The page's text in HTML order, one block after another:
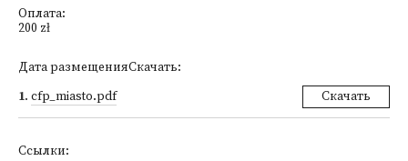
Оплата:
200 zł
Дата размещенияСкачать:
1. cfp_miasto.pdf Скачать
Ссылки: